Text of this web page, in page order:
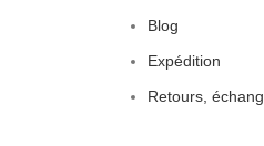
Blog
Expédition
Retours,